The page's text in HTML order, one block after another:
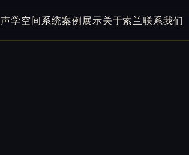
声学空间系统案例展示关于索兰联系我们